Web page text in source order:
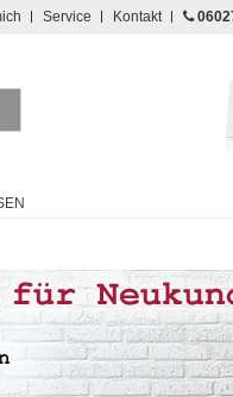
Service Kontakt